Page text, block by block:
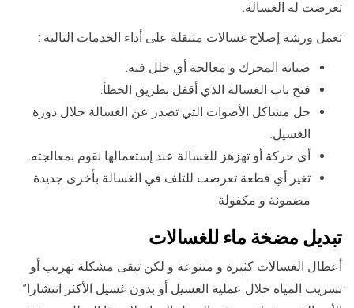
تعرضت له الغسالة.
تعمل ورشة إصلاح غسالات متنقلة على أداء الخدمات التالية :
صيانة المحرك و معالجة أي خلل فيه.
فتح باب الغسالة الذي أقفل بطريق الخطأ.
حل مشاكل الأصوات التي تصدر عن الغسالة خلال دورة
الغسيل.
أي حركة أو تهزهز للغسالة عند إستعمالها نقوم بمعالجته.
تغير أي قطعة تعرضت للتلف في الغسالة بأخرى جديدة
مضمونة و مكفولة.
تبديل مضخة ماء للغسالات
أعطال الغسالات كثيرة و متنوعة و لكن تبقى مشكلة تهريب أو
تسريب المياه خلال عملية الغسيل أو بدون غسيل الأكثر انتشارا”